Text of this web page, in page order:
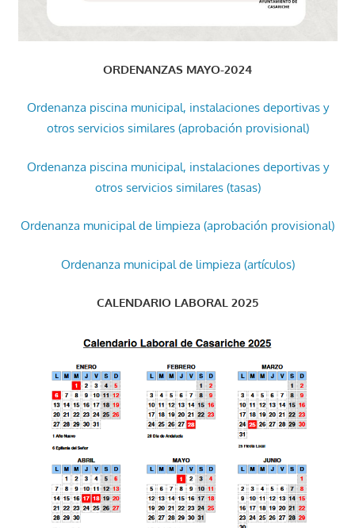
ORDENANZAS MAYO-2024
Ordenanza piscina municipal, instalaciones deportivas y
otros servicios similares (aprobación provisional)
Ordenanza piscina municipal, instalaciones deportivas y
otros servicios similares (tasas)
Ordenanza municipal de limpieza (aprobación provisional)
Ordenanza municipal de limpieza (artículos)
CALENDARIO LABORAL 2025